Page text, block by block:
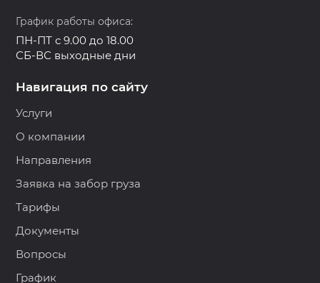
График работы офиса:
ПН-ПТ с 9.00 до 18.00
СБ-ВС выходные дни
Навигация по сайту
Услуги
О компании
Направления
Заявка на забор груза
Тарифы
Документы
Вопросы
График